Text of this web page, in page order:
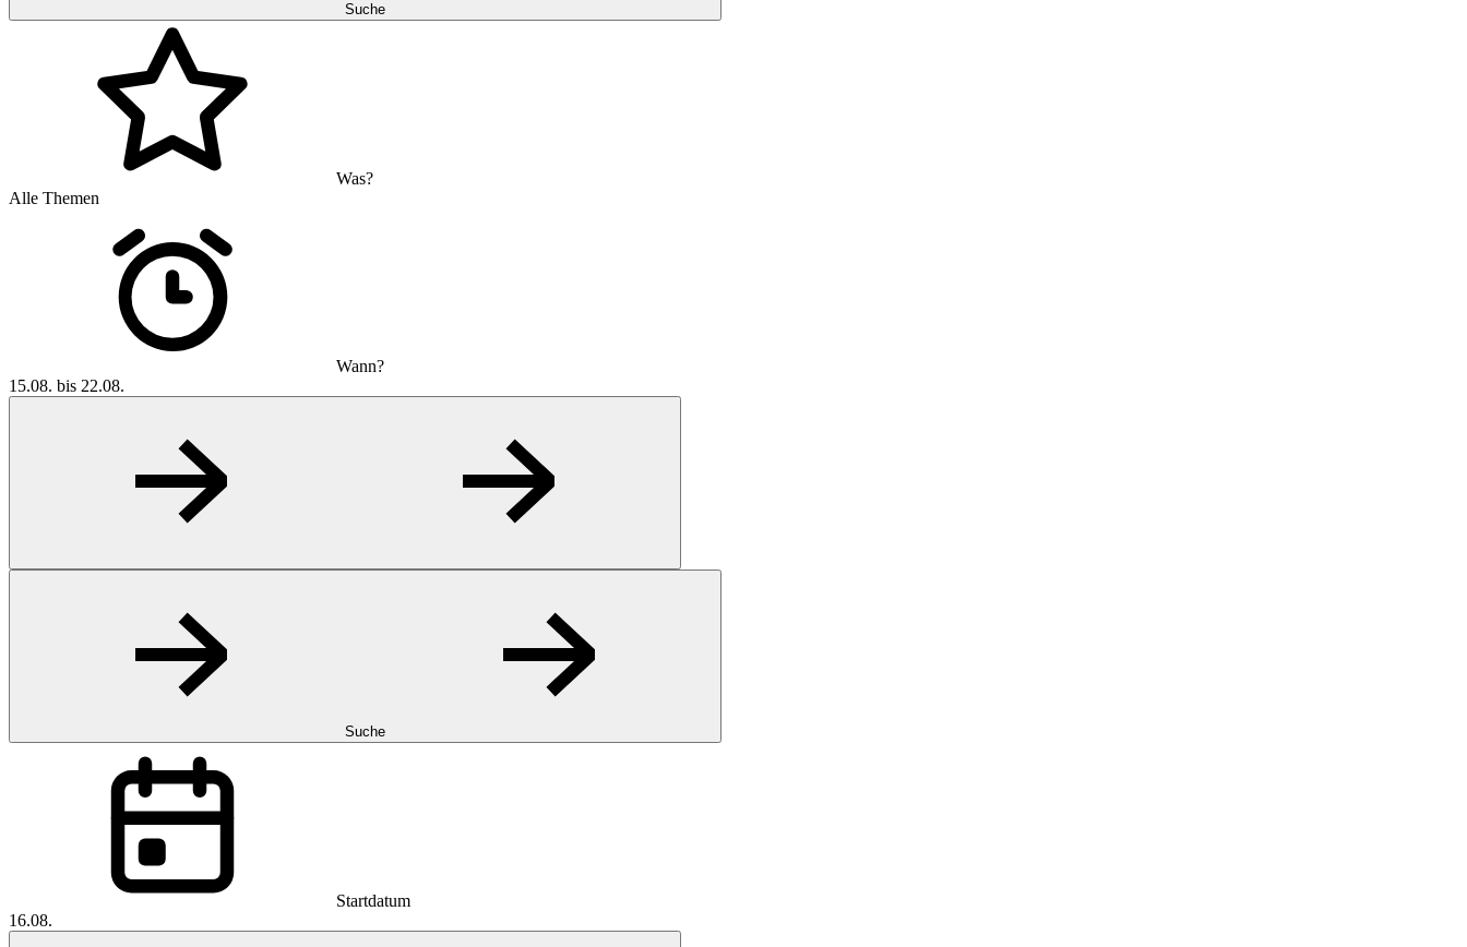
Suche
Was?
Alle Themen
Wann?
15.08. bis 22.08.
Suche
Startdatum
16.08.